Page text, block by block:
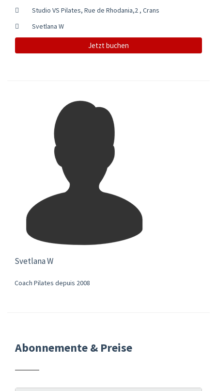
Studio VS Pilates, Rue de Rhodania,2 , Crans
Svetlana W
Jetzt buchen
Svetlana W
Coach Pilates depuis 2008
Abonnemente & Preise